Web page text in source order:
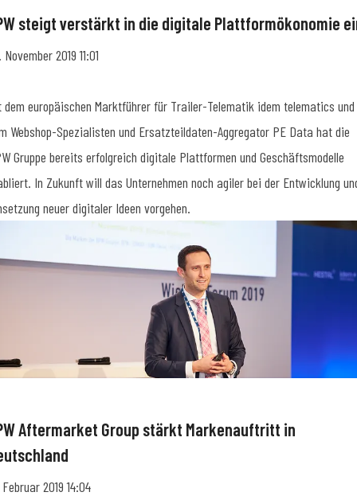
steigt verstärkt in die digitale Plattformökonomie
November 2019 11:01
dem europäischen Marktführer für Trailer-Telematik idem telematics und
Webshop-Spezialisten und Ersatzteildaten-Aggregator PE Data hat die
Gruppe bereits erfolgreich digitale Plattformen und Geschäftsmodelle
In Zukunft will das Unternehmen noch agiler bei der Entwicklung
neuer digitaler Ideen vorgehen.
Aftermarket Group stärkt Markenauftritt in
Februar 2019 14:04